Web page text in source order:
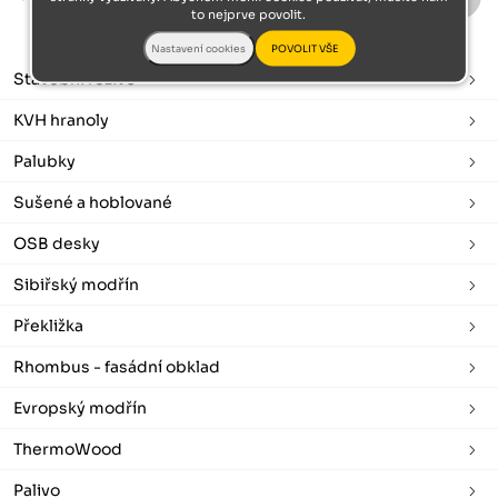
Stavební řezivo
KVH hranoly
Palubky
Sušené a hoblované
OSB desky
Sibiřský modřín
Překližka
Rhombus - fasádní obklad
Evropský modřín
ThermoWood
Palivo
to nejprve povolit.